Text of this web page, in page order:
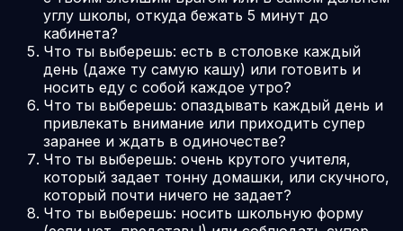
углу школы, откуда бежать 5 минут до
кабинета?
Что ты выберешь: есть в столовке каждый
день (даже ту самую кашу) или готовить и
носить еду с собой каждое утро?
Что ты выберешь: опаздывать каждый день и
привлекать внимание или приходить супер
заранее и ждать в одиночестве?
Что ты выберешь: очень крутого учителя,
который задает тонну домашки, или скучного,
который почти ничего не задает?
Что ты выберешь: носить школьную форму